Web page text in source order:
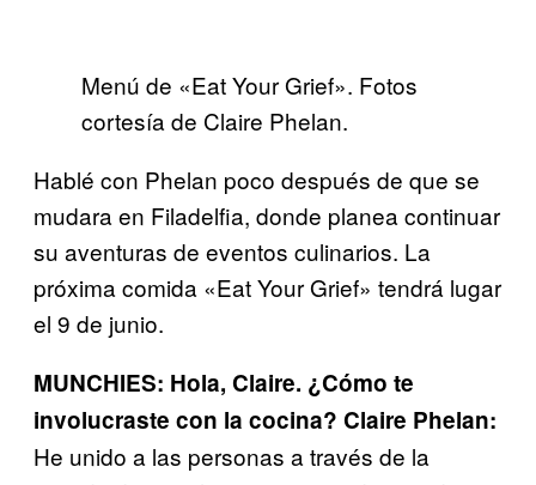
Menú de «Eat Your Grief». Fotos
cortesía de Claire Phelan.
Hablé con Phelan poco después de que se
mudara en Filadelfia, donde planea continuar
su aventuras de eventos culinarios. La
próxima comida «Eat Your Grief» tendrá lugar
el 9 de junio.
MUNCHIES: Hola, Claire. ¿Cómo te
involucraste con la cocina? Claire Phelan:
He unido a las personas a través de la